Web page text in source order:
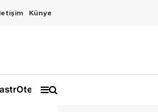
Künye